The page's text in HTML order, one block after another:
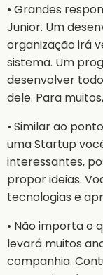
• Grandes
Junior. Um
organização irá
sistema. Um
desenvolver
dele. Para
• Similar ao
uma Startup
interessantes,
propor ideias.
tecnologias e
• Não importa o
levará muitos
companhia.